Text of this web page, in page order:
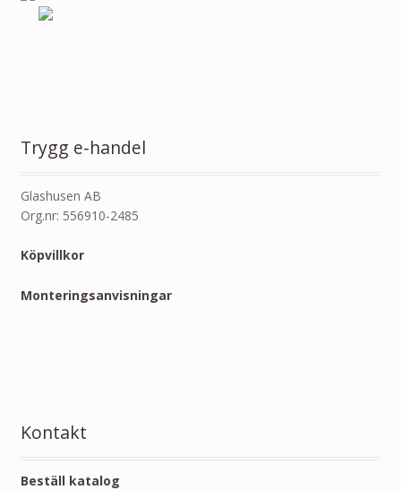
Trygg e-handel
Glashusen AB
Org.nr: 556910-2485
Köpvillkor
Monteringsanvisningar
Kontakt
Beställ katalog